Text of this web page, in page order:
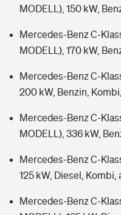
MODELL), 150 kW,
Mercedes-Benz C-
MODELL), 170 kW,
Mercedes-Benz C-
200 kW, Benzin,
Mercedes-Benz C-
MODELL), 336 kW,
Mercedes-Benz C-
125 kW, Diesel, Kombi,
Mercedes-Benz C-